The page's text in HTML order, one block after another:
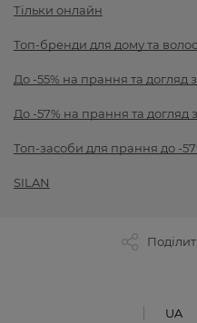
Тільки онлайн
Топ-бренди для дому та
До -55% на прання та догляд
До -57% на прання та догляд
Топ-засоби для прання до -
SILAN
UA